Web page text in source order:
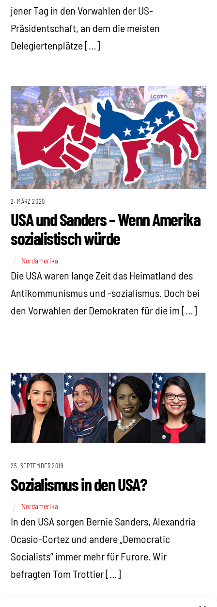
jener Tag in den Vorwahlen der US-
Präsidentschaft, an dem die meisten
Delegiertenplätze […]
2. MÄRZ 2020
USA und Sanders – Wenn Amerika
sozialistisch würde
Nordamerika
Die USA waren lange Zeit das Heimatland des
Antikommunismus und -sozialismus. Doch bei
den Vorwahlen der Demokraten für die im […]
25. SEPTEMBER 2019
Sozialismus in den USA?
Nordamerika
In den USA sorgen Bernie Sanders, Alexandria
Ocasio-Cortez und andere „Democratic
Socialists“ immer mehr für Furore. Wir
befragten Tom Trottier […]